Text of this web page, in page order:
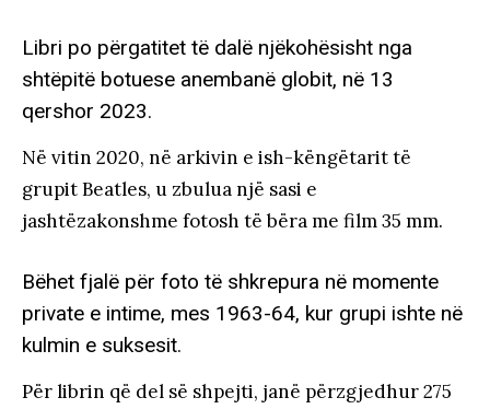
Libri po përgatitet të dalë njëkohësisht nga
shtëpitë botuese anembanë globit, në 13
qershor 2023.
Në vitin 2020, në arkivin e ish-këngëtarit të
grupit Beatles, u zbulua një sasi e
jashtëzakonshme fotosh të bëra me film 35 mm.
Bëhet fjalë për foto të shkrepura në momente
private e intime, mes 1963-64, kur grupi ishte në
kulmin e suksesit.
Për librin që del së shpejti, janë përzgjedhur 275